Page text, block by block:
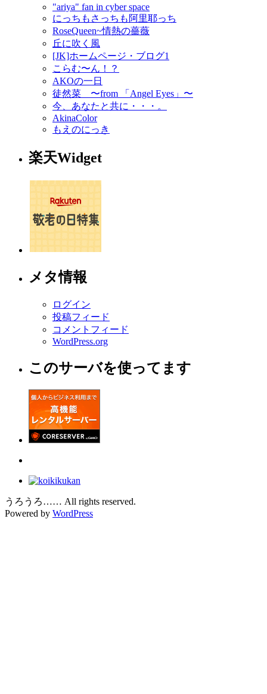
"ariya" fan in cyber space
にっちもさっちも阿里耶っち
RoseQueen~情熱の薔薇
丘に吹く風
[JK]ホームページ・ブログ1
こらむ〜ん！？
AKOの一日
徒然菜 〜from 「Angel Eyes」〜
今、あなたと共に・・・。
AkinaColor
もえのにっき
楽天Widget
メタ情報
ログイン
投稿フィード
コメントフィード
WordPress.org
このサーバを使ってます
うろうろ…… All rights reserved.
Powered by WordPress